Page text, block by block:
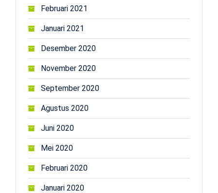
Februari 2021
Januari 2021
Desember 2020
November 2020
September 2020
Agustus 2020
Juni 2020
Mei 2020
Februari 2020
Januari 2020